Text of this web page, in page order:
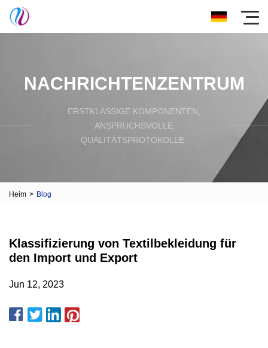
NACHRICHTENZENTRUM
ERSTKLASSIGE KOMPONENTEN,
ANSPRUCHSVOLLE
QUALITÄTSPROTOKOLLE.
Heim > Blog
Klassifizierung von Textilbekleidung für
den Import und Export
Jun 12, 2023